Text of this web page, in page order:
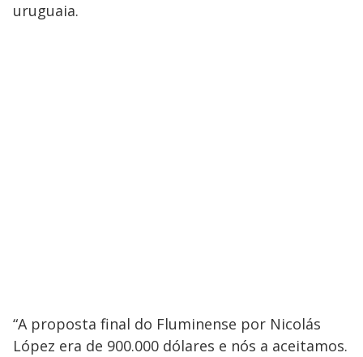
uruguaia.
“A proposta final do Fluminense por Nicolás
López era de 900.000 dólares e nós a aceitamos.